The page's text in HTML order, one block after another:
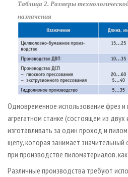
Таблица 2. Размеры
назначения
Одновременное использование фрез
агрегатном станке (состоящем из
изготавливать за один проход и
щепу, которая занимает
при производстве пиломатериалов,
Различные производства требуют